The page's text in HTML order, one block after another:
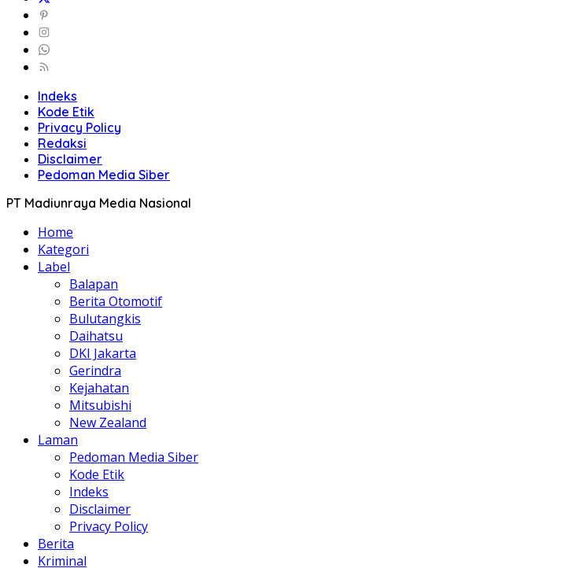
Indeks
Kode Etik
Privacy Policy
Redaksi
Disclaimer
Pedoman Media Siber
PT Madiunraya Media Nasional
Home
Kategori
Label
Balapan
Berita Otomotif
Bulutangkis
Daihatsu
DKI Jakarta
Gerindra
Kejahatan
Mitsubishi
New Zealand
Laman
Pedoman Media Siber
Kode Etik
Indeks
Disclaimer
Privacy Policy
Berita
Kriminal